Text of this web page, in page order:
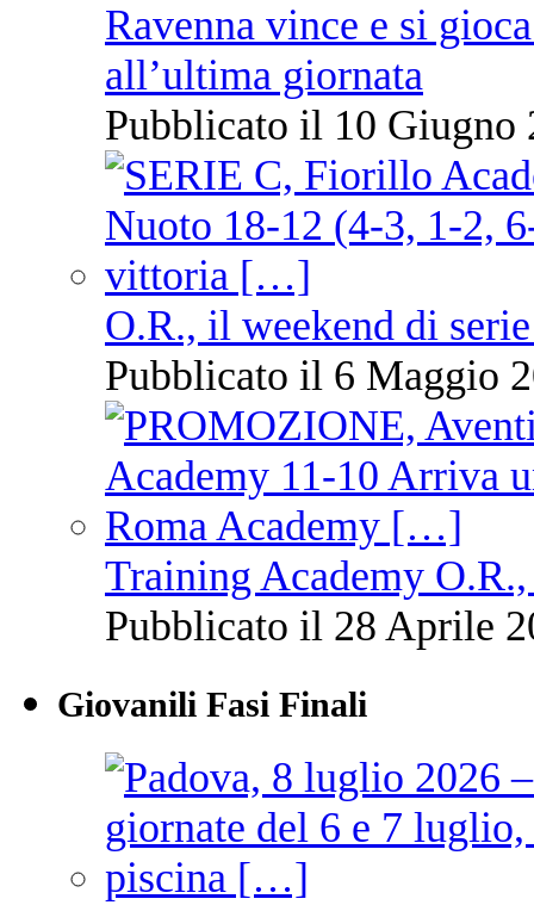
Ravenna vince e si
all’ultima giornata
Pubblicato il 10 Giugno
O.R., il weekend di
Pubblicato il 6 Maggio
Training Academy
Pubblicato il 28 Aprile
Giovanili Fasi Finali